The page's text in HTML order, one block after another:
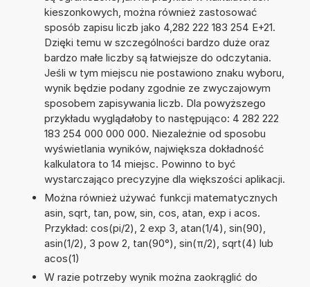
kieszonkowych, można również zastosować
sposób zapisu liczb jako 4,282 222 183 254 E+21.
Dzięki temu w szczególności bardzo duże oraz
bardzo małe liczby są łatwiejsze do odczytania.
Jeśli w tym miejscu nie postawiono znaku wyboru,
wynik będzie podany zgodnie ze zwyczajowym
sposobem zapisywania liczb. Dla powyższego
przykładu wyglądałoby to następująco: 4 282 222
183 254 000 000 000. Niezależnie od sposobu
wyświetlania wyników, największa dokładność
kalkulatora to 14 miejsc. Powinno to być
wystarczająco precyzyjne dla większości aplikacji.
Można również używać funkcji matematycznych
asin, sqrt, tan, pow, sin, cos, atan, exp i acos.
Przykład: cos(pi/2), 2 exp 3, atan(1/4), sin(90),
asin(1/2), 3 pow 2, tan(90°), sin(π/2), sqrt(4) lub
acos(1)
W razie potrzeby wynik można zaokrąglić do